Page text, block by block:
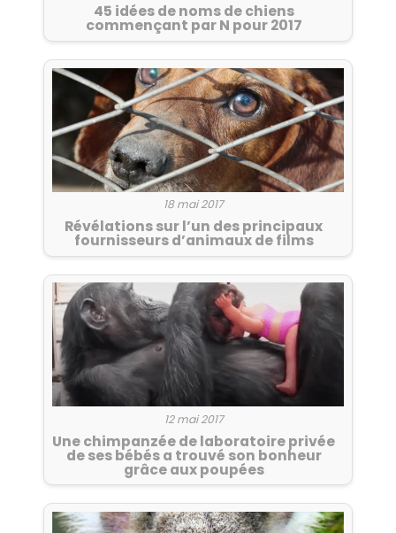
45 idées de noms de chiens
commençant par N pour 2017
18 mai 2017
Révélations sur l’un des principaux
fournisseurs d’animaux de films
12 mai 2017
Une chimpanzée de laboratoire privée
de ses bébés a trouvé son bonheur
grâce aux poupées